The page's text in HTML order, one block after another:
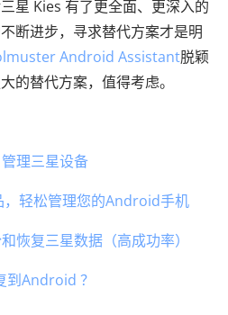
星 Kies 有了更全面、更深入的
断进步，寻求替代方案才是明
Android Assistant脱颖
的替代方案，值得考虑。
理三星设备
，轻松管理您的Android手机
恢复三星数据（高成功率）
到Android ？